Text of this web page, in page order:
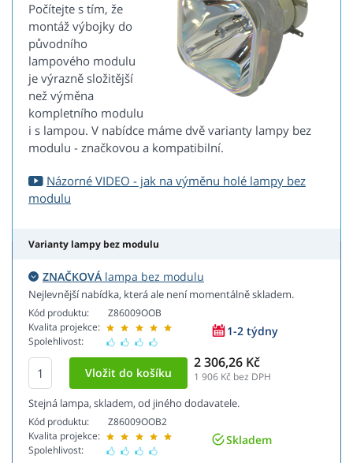
Počítejte s tím, že
montáž výbojky do
původního
lampového modulu
je výrazně složitější
než výměna
kompletního modulu
i s lampou. V nabídce máme dvě varianty lampy bez
modulu - značkovou a kompatibilní.
Názorné VIDEO - jak na výměnu holé lampy bez
modulu
Varianty lampy bez modulu
ZNAČKOVÁ lampa bez modulu
Nejlevnější nabídka, která ale není momentálně skladem.
Kód produktu:
Kvalita projekce:
Spolehlivost:
Z86009OOB
1-2 týdny
2 306,26 Kč
1 906 Kč bez DPH
Stejná lampa, skladem, od jiného dodavatele.
Kód produktu:
Kvalita projekce:
Spolehlivost:
Z86009OOB2
Skladem